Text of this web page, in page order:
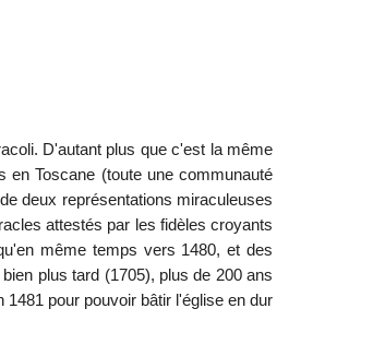
D'autant plus que c'est la même
Toscane (toute une communauté
deux représentations miraculeuses
attestés par les fidèles croyants
même temps vers 1480, et des
plus tard (1705), plus de 200 ans
pour pouvoir bâtir l'église en dur